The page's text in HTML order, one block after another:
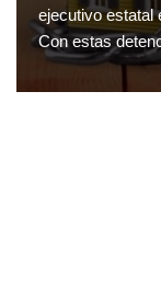
ejecutivo estatal
Con estas